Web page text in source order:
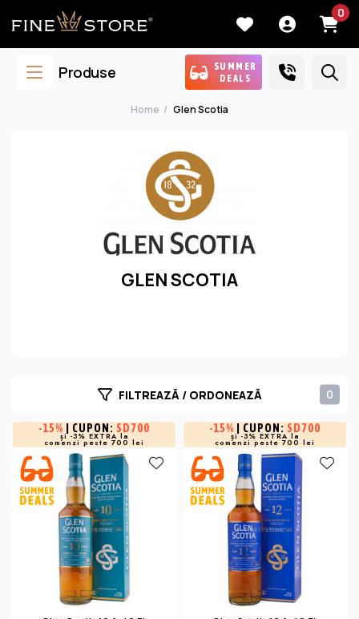
0
Produse
SUMMER
DEALS
Home Glen Scotia
GLEN SCOTIA
FILTREAZĂ / ORDONEAZĂ 0
-15% | CUPON: SD700
și -3% EXTRA la
comenzi peste 700 lei
-15% | CUPON: SD700
și -3% EXTRA la
comenzi peste 700 lei